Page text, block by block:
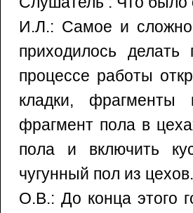
И.Л.: Самое и
приходилось
процессе работы
кладки, фрагменты
фрагмент пола в
пола и включить
чугунный пол из
О.В.: До конца этого